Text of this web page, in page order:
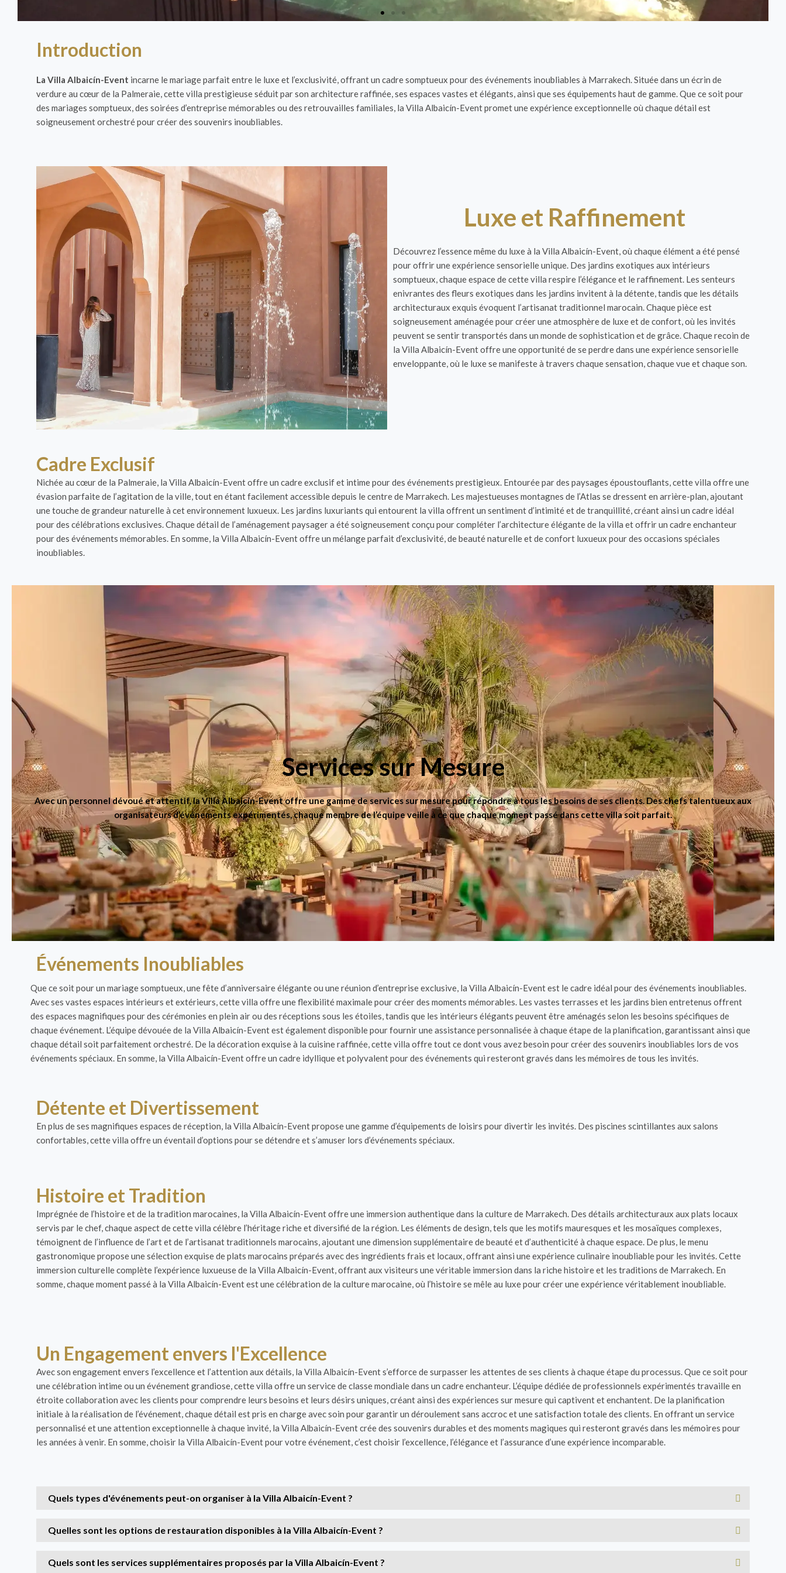
Introduction
La Villa Albaicín-Event incarne le mariage parfait entre le luxe et l’exclusivité, offrant un cadre somptueux pour des événements inoubliables à Marrakech. Située dans un écrin de
verdure au cœur de la Palmeraie, cette villa prestigieuse séduit par son architecture raffinée, ses espaces vastes et élégants, ainsi que ses équipements haut de gamme. Que ce soit pour
des mariages somptueux, des soirées d’entreprise mémorables ou des retrouvailles familiales, la Villa Albaicín-Event promet une expérience exceptionnelle où chaque détail est
soigneusement orchestré pour créer des souvenirs inoubliables.
Luxe et Raffinement
Découvrez l’essence même du luxe à la Villa Albaicín-Event, où chaque élément a été pensé
pour offrir une expérience sensorielle unique. Des jardins exotiques aux intérieurs
somptueux, chaque espace de cette villa respire l’élégance et le raffinement. Les senteurs
enivrantes des fleurs exotiques dans les jardins invitent à la détente, tandis que les détails
architecturaux exquis évoquent l’artisanat traditionnel marocain. Chaque pièce est
soigneusement aménagée pour créer une atmosphère de luxe et de confort, où les invités
peuvent se sentir transportés dans un monde de sophistication et de grâce. Chaque recoin de
la Villa Albaicín-Event offre une opportunité de se perdre dans une expérience sensorielle
enveloppante, où le luxe se manifeste à travers chaque sensation, chaque vue et chaque son.
Cadre Exclusif
Nichée au cœur de la Palmeraie, la Villa Albaicín-Event offre un cadre exclusif et intime pour des événements prestigieux. Entourée par des paysages époustouflants, cette villa offre une
évasion parfaite de l’agitation de la ville, tout en étant facilement accessible depuis le centre de Marrakech. Les majestueuses montagnes de l’Atlas se dressent en arrière-plan, ajoutant
une touche de grandeur naturelle à cet environnement luxueux. Les jardins luxuriants qui entourent la villa offrent un sentiment d’intimité et de tranquillité, créant ainsi un cadre idéal
pour des célébrations exclusives. Chaque détail de l’aménagement paysager a été soigneusement conçu pour compléter l’architecture élégante de la villa et offrir un cadre enchanteur
pour des événements mémorables. En somme, la Villa Albaicín-Event offre un mélange parfait d’exclusivité, de beauté naturelle et de confort luxueux pour des occasions spéciales
inoubliables.
Services sur Mesure
Avec un personnel dévoué et attentif, la Villa Albaicín-Event offre une gamme de services sur mesure pour répondre à tous les besoins de ses clients. Des chefs talentueux aux
organisateurs d’événements expérimentés, chaque membre de l’équipe veille à ce que chaque moment passé dans cette villa soit parfait.
Événements Inoubliables
Que ce soit pour un mariage somptueux, une fête d’anniversaire élégante ou une réunion d’entreprise exclusive, la Villa Albaicín-Event est le cadre idéal pour des événements inoubliables.
Avec ses vastes espaces intérieurs et extérieurs, cette villa offre une flexibilité maximale pour créer des moments mémorables. Les vastes terrasses et les jardins bien entretenus offrent
des espaces magnifiques pour des cérémonies en plein air ou des réceptions sous les étoiles, tandis que les intérieurs élégants peuvent être aménagés selon les besoins spécifiques de
chaque événement. L’équipe dévouée de la Villa Albaicín-Event est également disponible pour fournir une assistance personnalisée à chaque étape de la planification, garantissant ainsi que
chaque détail soit parfaitement orchestré. De la décoration exquise à la cuisine raffinée, cette villa offre tout ce dont vous avez besoin pour créer des souvenirs inoubliables lors de vos
événements spéciaux. En somme, la Villa Albaicín-Event offre un cadre idyllique et polyvalent pour des événements qui resteront gravés dans les mémoires de tous les invités.
Détente et Divertissement
En plus de ses magnifiques espaces de réception, la Villa Albaicín-Event propose une gamme d’équipements de loisirs pour divertir les invités. Des piscines scintillantes aux salons
confortables, cette villa offre un éventail d’options pour se détendre et s’amuser lors d’événements spéciaux.
Histoire et Tradition
Imprégnée de l’histoire et de la tradition marocaines, la Villa Albaicín-Event offre une immersion authentique dans la culture de Marrakech. Des détails architecturaux aux plats locaux
servis par le chef, chaque aspect de cette villa célèbre l’héritage riche et diversifié de la région. Les éléments de design, tels que les motifs mauresques et les mosaïques complexes,
témoignent de l’influence de l’art et de l’artisanat traditionnels marocains, ajoutant une dimension supplémentaire de beauté et d’authenticité à chaque espace. De plus, le menu
gastronomique propose une sélection exquise de plats marocains préparés avec des ingrédients frais et locaux, offrant ainsi une expérience culinaire inoubliable pour les invités. Cette
immersion culturelle complète l’expérience luxueuse de la Villa Albaicín-Event, offrant aux visiteurs une véritable immersion dans la riche histoire et les traditions de Marrakech. En
somme, chaque moment passé à la Villa Albaicín-Event est une célébration de la culture marocaine, où l’histoire se mêle au luxe pour créer une expérience véritablement inoubliable.
Un Engagement envers l'Excellence
Avec son engagement envers l’excellence et l’attention aux détails, la Villa Albaicín-Event s’efforce de surpasser les attentes de ses clients à chaque étape du processus. Que ce soit pour
une célébration intime ou un événement grandiose, cette villa offre un service de classe mondiale dans un cadre enchanteur. L’équipe dédiée de professionnels expérimentés travaille en
étroite collaboration avec les clients pour comprendre leurs besoins et leurs désirs uniques, créant ainsi des expériences sur mesure qui captivent et enchantent. De la planification
initiale à la réalisation de l’événement, chaque détail est pris en charge avec soin pour garantir un déroulement sans accroc et une satisfaction totale des clients. En offrant un service
personnalisé et une attention exceptionnelle à chaque invité, la Villa Albaicín-Event crée des souvenirs durables et des moments magiques qui resteront gravés dans les mémoires pour
les années à venir. En somme, choisir la Villa Albaicín-Event pour votre événement, c’est choisir l’excellence, l’élégance et l’assurance d’une expérience incomparable.
Quels types d'événements peut-on organiser à la Villa Albaicín-Event ?
Quelles sont les options de restauration disponibles à la Villa Albaicín-Event ?
Quels sont les services supplémentaires proposés par la Villa Albaicín-Event ?